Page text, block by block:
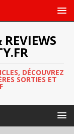
DÉCOUVREZ
SORTIES ET